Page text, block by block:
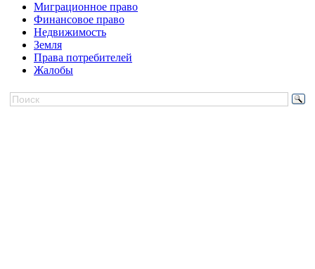
Миграционное право
Финансовое право
Недвижимость
Земля
Права потребителей
Жалобы